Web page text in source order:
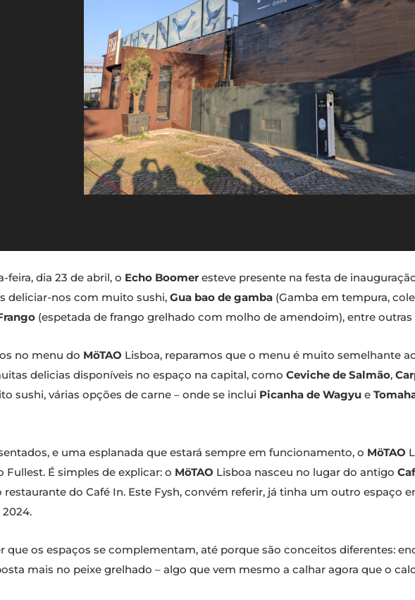
feira, dia 23 de abril, o Echo Boomer esteve presente na festa de
deliciar-nos com muito sushi, Gua bao de gamba (Gamba em tempura,
(espetada de frango grelhado com molho de amendoim), entre outras
no menu do MöTAO Lisboa, reparamos que o menu é muito semelhante
delicias disponíveis no espaço na capital, como Ceviche de Salmão,
sushi, várias opções de carne – onde se inclui Picanha de Wagyu e
e uma esplanada que estará sempre em funcionamento, o MöTAO
É simples de explicar: o MöTAO Lisboa nasceu no lugar do antigo
restaurante do Café In. Este Fysh, convém referir, já tinha um outro espaço
que os espaços se complementam, até porque são conceitos diferentes:
mais no peixe grelhado – algo que vem mesmo a calhar agora que o